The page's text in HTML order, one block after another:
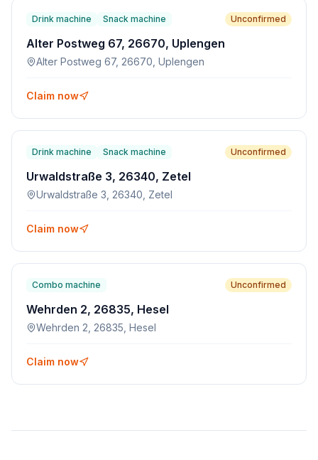
Drink machine Snack machine Unconfirmed
Alter Postweg 67, 26670, Uplengen
Alter Postweg 67, 26670, Uplengen
Claim now
Drink machine Snack machine Unconfirmed
Urwaldstraße 3, 26340, Zetel
Urwaldstraße 3, 26340, Zetel
Claim now
Combo machine Unconfirmed
Wehrden 2, 26835, Hesel
Wehrden 2, 26835, Hesel
Claim now